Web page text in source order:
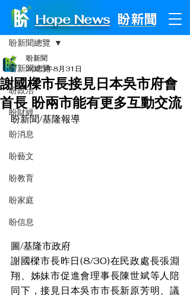
Hope News
文章
盼新聞總覽
盼政治
盼財經
盼消息
盼藝文
盼教育
盼家庭
盼信息
盼新聞總覽
謝國樑市長接見日本吳市府會
首長 盼兩市能有更多互動交流
盼新聞
2023年8月31日
盼新聞/基隆報導
圖/基隆市政府
謝國樑市長昨日(8/30)在民政處長張淵
翔、姊妹市促進會理事長陳世斌等人陪
同下，接見日本吳市市長新原芳明、議